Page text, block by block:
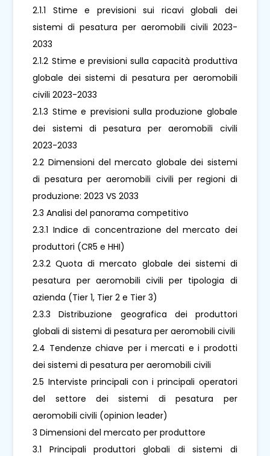
2.1.1 Stime e previsioni sui ricavi globali dei
sistemi di pesatura per aeromobili civili 2023-
2033
2.1.2 Stime e previsioni sulla capacità produttiva
globale dei sistemi di pesatura per aeromobili
civili 2023-2033
2.1.3 Stime e previsioni sulla produzione globale
dei sistemi di pesatura per aeromobili civili
2023-2033
2.2 Dimensioni del mercato globale dei sistemi
di pesatura per aeromobili civili per regioni di
produzione: 2023 VS 2033
2.3 Analisi del panorama competitivo
2.3.1 Indice di concentrazione del mercato dei
produttori (CR5 e HHI)
2.3.2 Quota di mercato globale dei sistemi di
pesatura per aeromobili civili per tipologia di
azienda (Tier 1, Tier 2 e Tier 3)
2.3.3 Distribuzione geografica dei produttori
globali di sistemi di pesatura per aeromobili civili
2.4 Tendenze chiave per i mercati e i prodotti
dei sistemi di pesatura per aeromobili civili
2.5 Interviste principali con i principali operatori
del settore dei sistemi di pesatura per
aeromobili civili (opinion leader)
3 Dimensioni del mercato per produttore
3.1 Principali produttori globali di sistemi di